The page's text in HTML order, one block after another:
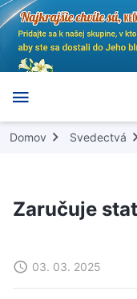
Domov Svedectvá
Zaručuje
03. 03. 2025